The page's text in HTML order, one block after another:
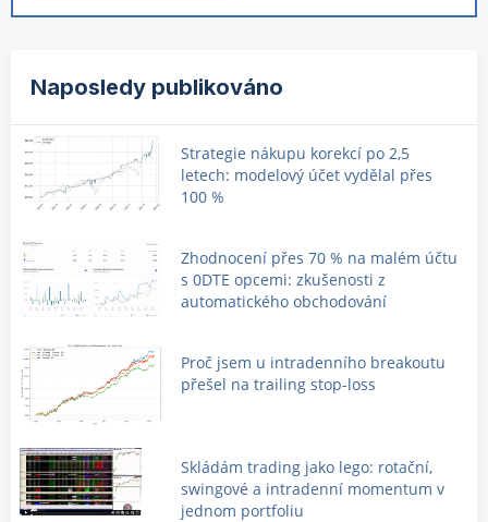
Naposledy publikováno
Strategie nákupu korekcí po 2,5
letech: modelový účet vydělal přes
100 %
Zhodnocení přes 70 % na malém účtu
s 0DTE opcemi: zkušenosti z
automatického obchodování
Proč jsem u intradenního breakoutu
přešel na trailing stop-loss
Skládám trading jako lego: rotační,
swingové a intradenní momentum v
jednom portfoliu